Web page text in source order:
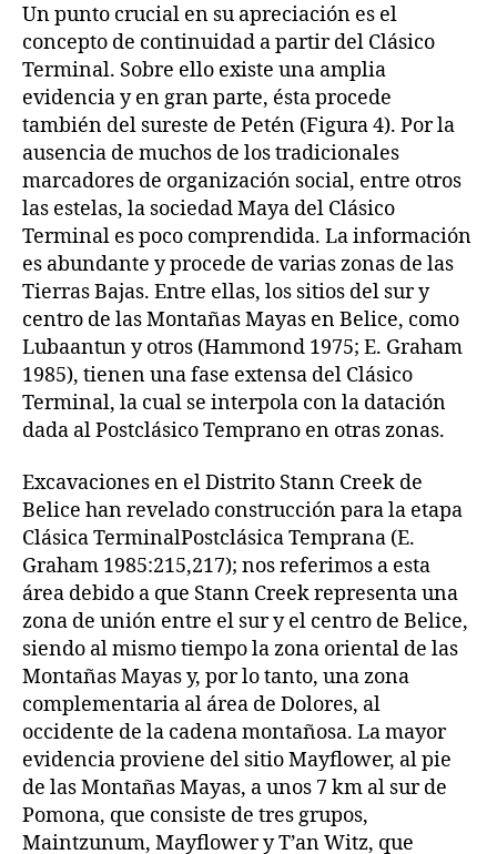
Un punto crucial en su apreciación es el
concepto de continuidad a partir del Clásico
Terminal. Sobre ello existe una amplia
evidencia y en gran parte, ésta procede
también del sureste de Petén (Figura 4). Por la
ausencia de muchos de los tradicionales
marcadores de organización social, entre otros
las estelas, la sociedad Maya del Clásico
Terminal es poco comprendida. La información
es abundante y procede de varias zonas de las
Tierras Bajas. Entre ellas, los sitios del sur y
centro de las Montañas Mayas en Belice, como
Lubaantun y otros (Hammond 1975; E. Graham
1985), tienen una fase extensa del Clásico
Terminal, la cual se interpola con la datación
dada al Postclásico Temprano en otras zonas.
Excavaciones en el Distrito Stann Creek de
Belice han revelado construcción para la etapa
Clásica TerminalPostclásica Temprana (E.
Graham 1985:215,217); nos referimos a esta
área debido a que Stann Creek representa una
zona de unión entre el sur y el centro de Belice,
siendo al mismo tiempo la zona oriental de las
Montañas Mayas y, por lo tanto, una zona
complementaria al área de Dolores, al
occidente de la cadena montañosa. La mayor
evidencia proviene del sitio Mayflower, al pie
de las Montañas Mayas, a unos 7 km al sur de
Pomona, que consiste de tres grupos,
Maintzunum, Mayflower y T’an Witz, que